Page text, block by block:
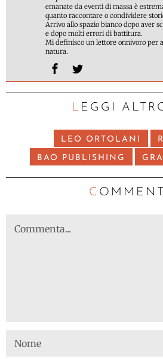
emanate da eventi di massa è
quanto raccontare o condividere
Arrivo allo spazio bianco dopo aver
e dopo molti errori di battitura.
Mi definisco un lettore onnivoro per
natura.
LEGGI
LEO ORTOLANI
BAO PUBLISHING
C